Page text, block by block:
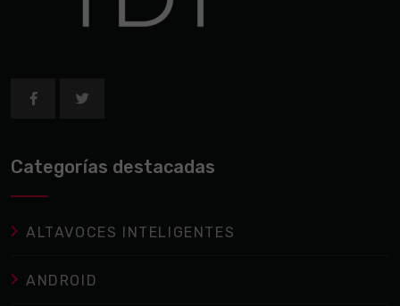
Categorías destacadas
ALTAVOCES INTELIGENTES
ANDROID